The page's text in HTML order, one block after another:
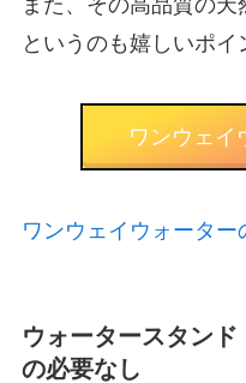
というのも嬉しいポイ
ワンウェイ
ワンウェイウォータ
ウォータースタン
の必要なし